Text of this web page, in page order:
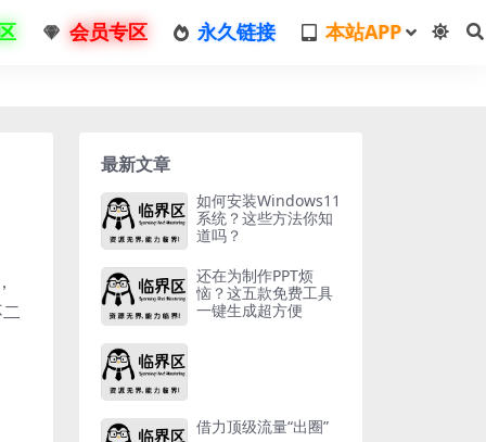
会员专区 永久链接 本站APP
最新文章
如何安装Windows11
系统？这些方法你知
道吗？
还在为制作PPT烦
恼？这五款免费工具
一键生成超方便
借力顶级流量“出圈”